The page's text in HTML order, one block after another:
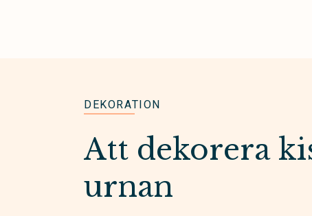
DEKORATION
Att dekorera
urnan